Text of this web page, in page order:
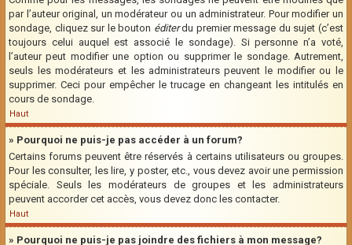
par l’auteur original, un modérateur ou un administrateur. Pour modifier un
sondage, cliquez sur le bouton éditerdu premier message du sujet (c’est
toujours celui auquel est associé le sondage). Si personne n’a voté,
l’auteur peut modifier une option ou supprimer le sondage. Autrement,
seuls les modérateurs et les administrateurs peuvent le modifier ou le
supprimer. Ceci pour empêcher le trucage en changeant les intitulés en
cours de sondage.
Haut
» Pourquoi ne puis-je pas accéder à un forum?
Certains forums peuvent être réservés à certains utilisateurs ou groupes.
Pour les consulter, les lire, y poster, etc., vous devez avoir une permission
spéciale. Seuls les modérateurs de groupes et les administrateurs
peuvent accorder cet accès, vous devez donc les contacter.
Haut
» Pourquoi ne puis-je pas joindre des fichiers à mon message?